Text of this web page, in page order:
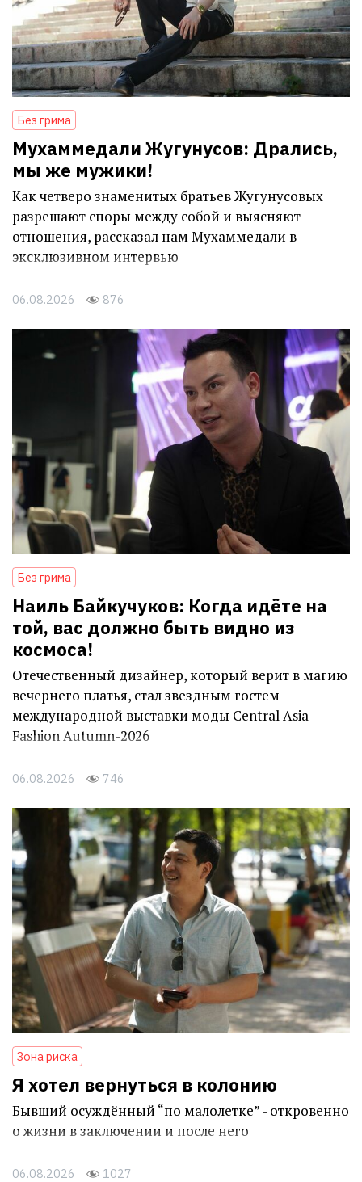
Без грима
Мухаммедали Жугунусов: Дрались,
мы же мужики!
Как четверо знаменитых братьев Жугунусовых
разрешают споры между собой и выясняют
отношения, рассказал нам Мухаммедали в
эксклюзивном интервью
06.08.2026 876
Без грима
Наиль Байкучуков: Когда идёте на
той, вас должно быть видно из
космоса!
Отечественный дизайнер, который верит в магию
вечернего платья, стал звездным гостем
международной выставки моды Central Asia
Fashion Autumn-2026
06.08.2026 746
Зона риска
Я хотел вернуться в колонию
Бывший осуждённый “по малолетке” - откровенно
о жизни в заключении и после него
06.08.2026 1027